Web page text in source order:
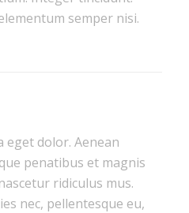
semper nisi.
eget dolor. Aenean
penatibus et magnis
ridiculus mus.
nec, pellentesque eu,